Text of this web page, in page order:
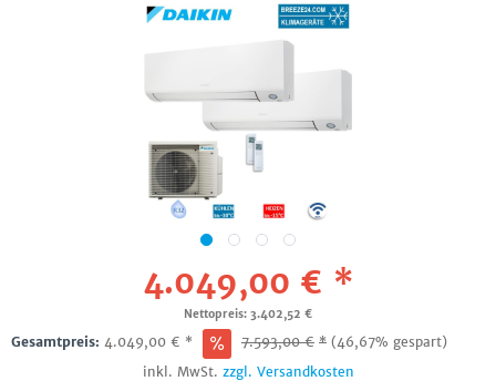
4.049,00 € *
Nettopreis: 3.402,52 €
Gesamtpreis: 4.049,00 € * 7.593,00€ * (46,67% gespart)
inkl. MwSt. zzgl. Versandkosten